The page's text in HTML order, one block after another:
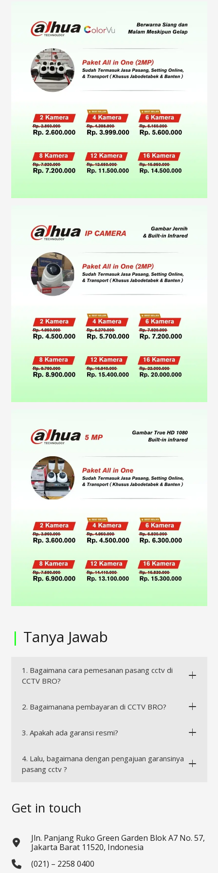
| Tanya Jawab
1. Bagaimana cara pemesanan pasang cctv di
CCTV BRO?
2. Bagaimanana pembayaran di CCTV BRO?
3. Apakah ada garansi resmi?
4. Lalu, bagaimana dengan pengajuan garansinya
pasang cctv ?
Get in touch
Jln. Panjang Ruko Green Garden Blok A7 No. 57,
Jakarta Barat 11520, Indonesia
(021) – 2258 0400